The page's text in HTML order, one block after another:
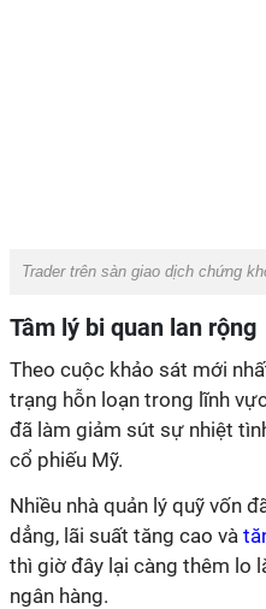
Trader trên sàn giao dịch chứng
Tâm lý bi quan lan rộng
Theo cuộc khảo sát mới
trạng hỗn loạn trong lĩnh
đã làm giảm sút sự nhiệt
cổ phiếu Mỹ.
Nhiều nhà quản lý quỹ vốn
dẳng, lãi suất tăng cao và
thì giờ đây lại càng thêm lo
ngân hàng.